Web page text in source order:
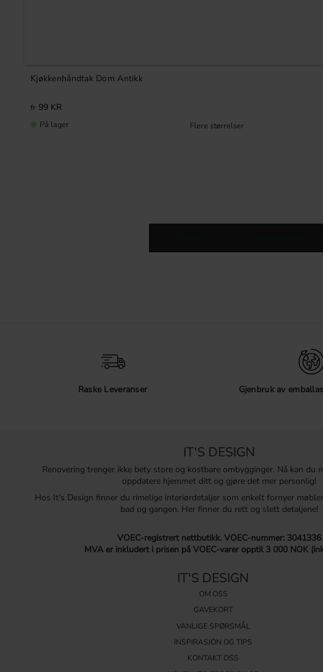
Kjøkkenhåndtak Dom Antikk
99KR
På lager
Raske Leveranser Gjenbruk av
IT'S DESIGN
Renovering trenger ikke bety store og kostbare ombygginger. Nå kan du
oppdatere hjemmet ditt og gjøre det mer personlig!
Hos It's Design finner du rimelige interiørdetaljer som enkelt fornyer
bad og gangen. Her finner du rett og slett detaljene!
VOEC-registrert nettbutikk.VOEC-nummer: 3041336
MVA er inkludert i prisen på VOEC-varer opptil 3 000 NOK
IT'S DESIGN
OM OSS
GAVEKORT
VANLIGE SPØRSMÅL
INSPIRASJON OG TIPS
KONTAKT OSS